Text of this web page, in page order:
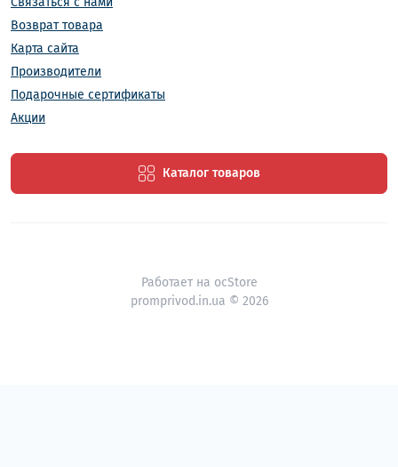
Возврат товара
Карта сайта
Производители
Подарочные сертификаты
Акции
Каталог товаров
Работает на ocStore
promprivod.in.ua © 2026